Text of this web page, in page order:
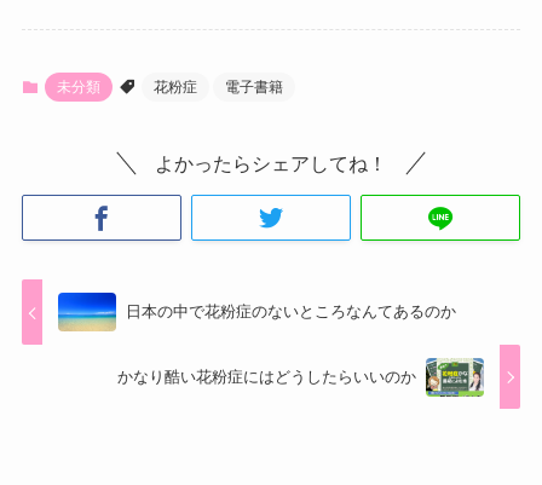
未分類 花粉症 電子書籍
よかったらシェアしてね！
日本の中で花粉症のないところなんてあるのか
かなり酷い花粉症にはどうしたらいいのか